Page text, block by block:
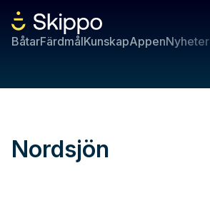
BåtarFärdmålKunskapAppenNyheter
Nordsjön